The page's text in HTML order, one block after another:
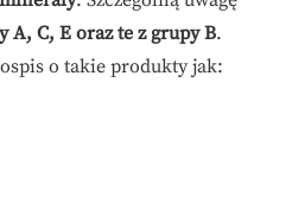
A, C, E oraz te z grupy B.
o takie produkty jak: